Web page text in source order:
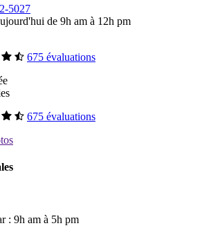
5027
de 9h am à 12h pm
675 évaluations
675 évaluations
: 9h am à 5h pm